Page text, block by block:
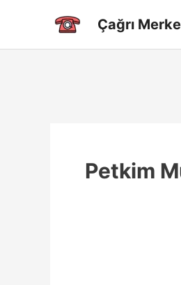
Çağrı
Petkim